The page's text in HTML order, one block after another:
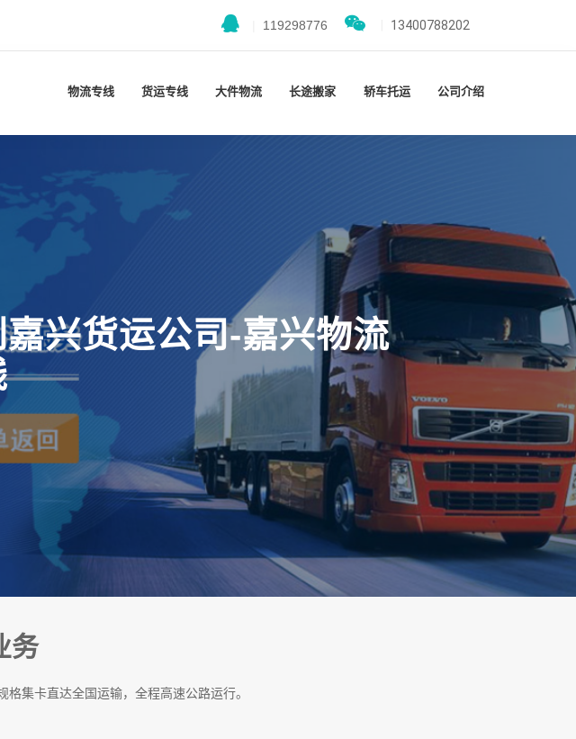
119298776 13400788202
物流专线 货运专线 大件物流 长途搬家 轿车托运 公司介绍
兴货运公司-嘉兴物流
务
集卡直达全国运输，全程高速公路运行。